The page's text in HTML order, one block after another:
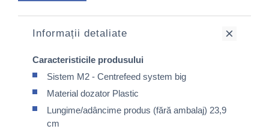
Informații detaliate
Caracteristicile produsului
Sistem M2 - Centrefeed system big
Material dozator Plastic
Lungime/adâncime produs (fără ambalaj) 23,9
cm